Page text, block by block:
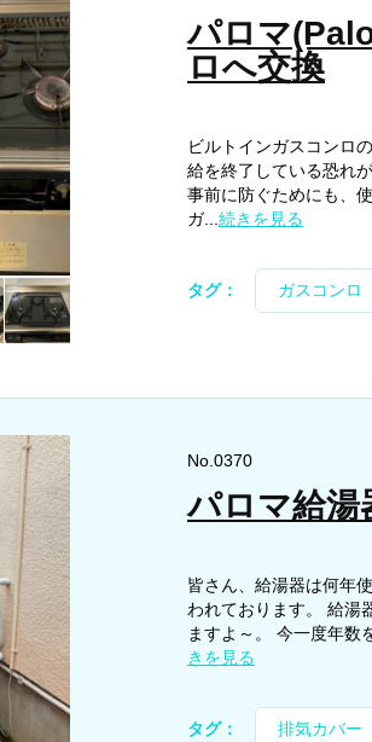
パロマ
ロへ交換
ビルトインガスコンロ
給を終了している恐れ
事前に防ぐためにも、
ガ... 続きを見る
タグ： ガスコンロ
No.0370
パロマ給湯
皆さん、給湯器は何年
われております。 給湯
ますよ～。 今一度年数
きを見る
タグ： 排気カバー